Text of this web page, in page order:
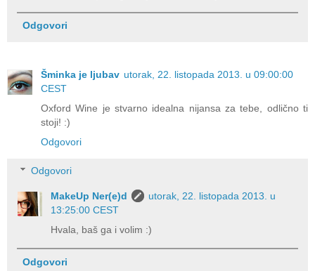
Odgovori
Šminka je ljubav utorak, 22. listopada 2013. u 09:00:00
CEST
Oxford Wine je stvarno idealna nijansa za tebe, odlično ti
stoji! :)
Odgovori
Odgovori
MakeUp Ner(e)d
utorak, 22. listopada 2013. u
13:25:00 CEST
Hvala, baš ga i volim :)
Odgovori